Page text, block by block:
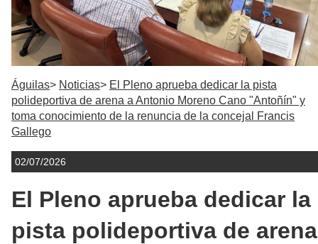
Águilas Noticias
El Pleno aprueba dedicar la pista
polideportiva de arena a Antonio Moreno Cano "Antoñín" y
toma conocimiento de la renuncia de la concejal Francis
Gallego
02/07/2026
El Pleno aprueba dedicar la
pista polideportiva de arena